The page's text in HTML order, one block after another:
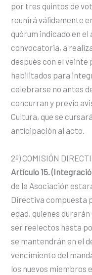
por tres quintos de
reunirá válidamente
quórum indicado en el
convocatoria, a
después con el veinte
habilitados para
celebrarse no antes
concurran y previo
Cultura, que se
anticipación al acto.
2º) COMISIÓN
Artículo 15.
de la Asociación
Directiva compuesta
edad, quienes
ser reelectos hasta
se mantendrán en el
vencimiento del
los nuevos miembros